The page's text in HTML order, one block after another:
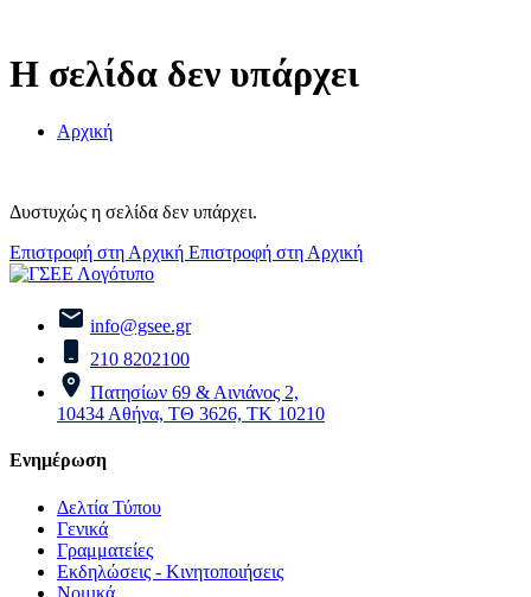
Η σελίδα δεν υπάρχει
Αρχική
Δυστυχώς η σελίδα δεν υπάρχει.
Επιστροφή στη Αρχική Επιστροφή στη Αρχική
info@gsee.gr
210 8202100
Πατησίων 69 & Αινιάνος 2,
10434 Αθήνα, ΤΘ 3626, ΤΚ 10210
Ενημέρωση
Δελτία Τύπου
Γενικά
Γραμματείες
Εκδηλώσεις - Κινητοποιήσεις
Νομικά